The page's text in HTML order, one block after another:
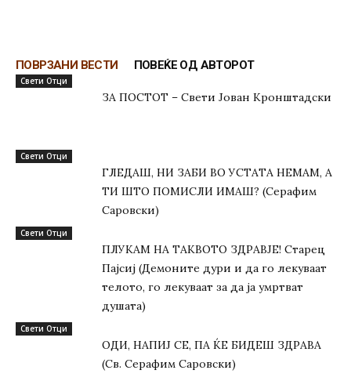
ПОВРЗАНИ ВЕСТИ ПОВЕЌЕ ОД АВТОРОТ
Свети Отци
ЗА ПОСТОТ – Свети Јован Кронштадски
Свети Отци
ГЛЕДАШ, НИ ЗАБИ ВО УСТАТА НЕМАМ, А
ТИ ШТО ПОМИСЛИ ИМАШ? (Серафим
Саровски)
Свети Отци
ПЛУКАМ НА ТАКВОТО ЗДРАВЈЕ! Старец
Пајсиј (Демоните дури и да го лекуваат
телото, го лекуваат за да ја умртват
душата)
Свети Отци
ОДИ, НАПИЈ СЕ, ПА ЌЕ БИДЕШ ЗДРАВА
(Св. Серафим Саровски)